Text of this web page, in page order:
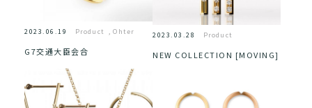
2023.06.19 Product ,Ohter
G7交通大臣会合
2023.03.28 Product
NEW COLLECTION [MOVING]